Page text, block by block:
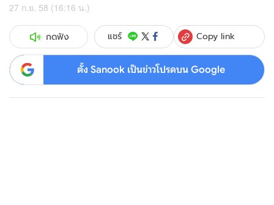
27 ก.ย. 58 (16:16 น.)
กดฟัง แชร์ Copy link
ตั้ง Sanook เป็นข่าวโปรดบน Google